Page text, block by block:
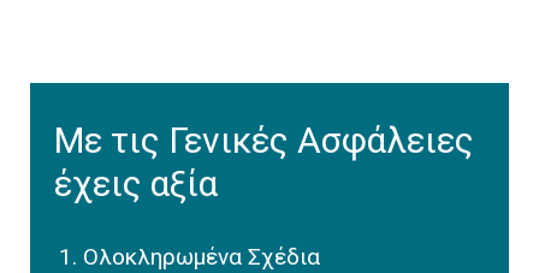
Με τις Γενικές Ασφάλειες
έχεις αξία
Ολοκληρωμένα Σχέδια